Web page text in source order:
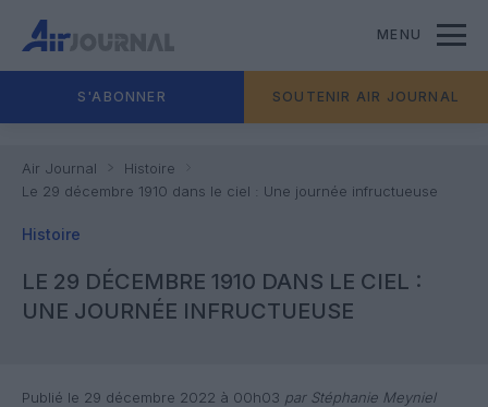
MENU
S'ABONNER SOUTENIR AIR JOURNAL
Air Journal
Histoire
Le 29 décembre 1910 dans le ciel : Une journée infructueuse
Histoire
LE 29 DÉCEMBRE 1910 DANS LE CIEL :
UNE JOURNÉE INFRUCTUEUSE
Publié le 29 décembre 2022 à 00h03 par Stéphanie Meyniel